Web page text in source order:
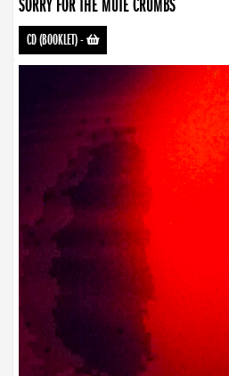
SORRY FOR THE MUTE CRUMBS
CD (BOOKLET)-